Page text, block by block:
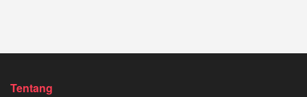
Tentang